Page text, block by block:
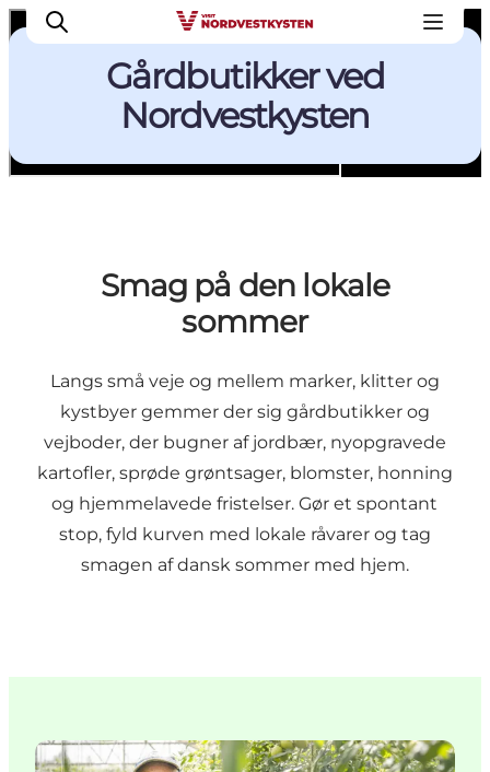
Unterkunft
Mach deine Urlaubsplanung
Gårdbutikker ved Nordvestkysten
Gårdbutikker ved
Nordvestkysten
Smag på den lokale
sommer
Langs små veje og mellem marker, klitter og
kystbyer gemmer der sig gårdbutikker og
vejboder, der bugner af jordbær, nyopgravede
kartofler, sprøde grøntsager, blomster, honning
og hjemmelavede fristelser. Gør et spontant
stop, fyld kurven med lokale råvarer og tag
smagen af dansk sommer med hjem.